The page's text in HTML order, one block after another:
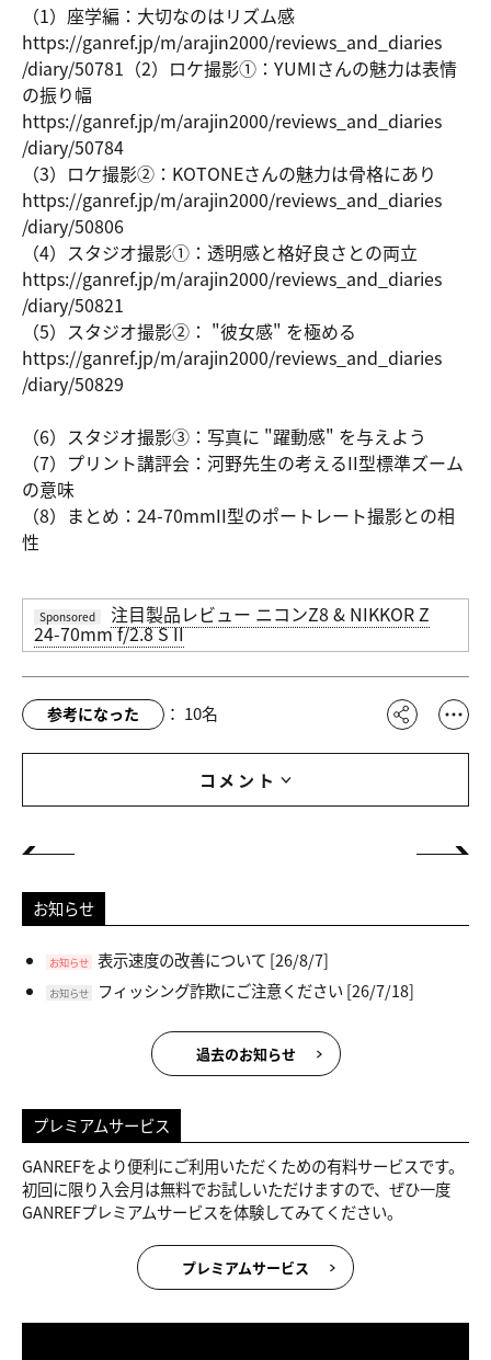
（1）座学編：大切なのはリズム感
https://ganref.jp/m/arajin2000/reviews_and_diaries
/diary/50781 （2）ロケ撮影①：YUMIさんの魅力は表情
の振り幅
https://ganref.jp/m/arajin2000/reviews_and_diaries
/diary/50784
（3）ロケ撮影②：KOTONEさんの魅力は骨格にあり
https://ganref.jp/m/arajin2000/reviews_and_diaries
/diary/50806
（4）スタジオ撮影①：透明感と格好良さとの両立
https://ganref.jp/m/arajin2000/reviews_and_diaries
/diary/50821
（5）スタジオ撮影②： "彼女感" を極める
https://ganref.jp/m/arajin2000/reviews_and_diaries
/diary/50829
（6）スタジオ撮影③：写真に "躍動感" を与えよう
（7）プリント講評会：河野先生の考えるII型標準ズーム
の意味
（8）まとめ：24-70mmII型のポートレート撮影との相
性
Sponsored 注目製品レビュー ニコンZ8 & NIKKOR Z
24-70mm f/2.8 S II
参考になった ： 10名
コメント
お知らせ
お知らせ 表示速度の改善について [26/8/7]
お知らせ フィッシング詐欺にご注意ください[26/7/18]
過去のお知らせ
プレミアムサービス
GANREFをより便利にご利用いただくための有料サービスです。
初回に限り入会月は無料でお試しいただけますので、ぜひ一度
GANREFプレミアムサービスを体験してみてください。
プレミアムサービス